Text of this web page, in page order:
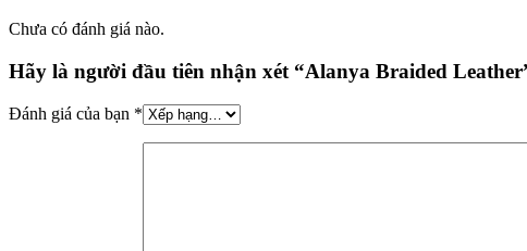
Chưa có đánh giá nào.
Hãy là người đầu tiên nhận xét “Alanya Braided
Đánh giá của bạn *